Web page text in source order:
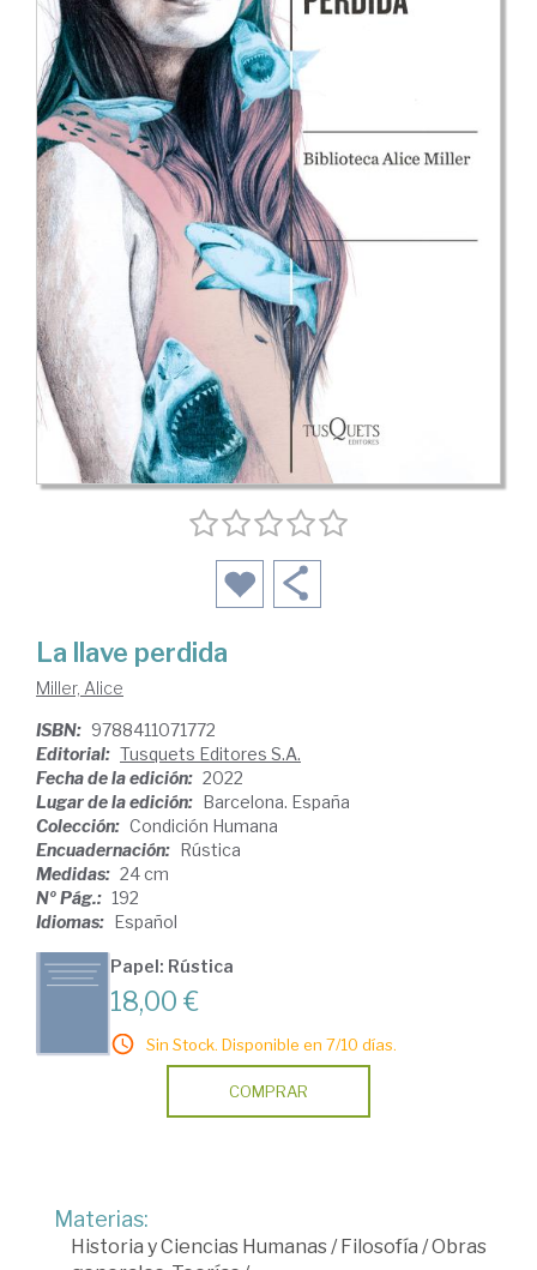
La llave perdida
Miller, Alice
ISBN: 9788411071772
Editorial: Tusquets Editores S.A.
Fecha de la edición: 2022
Lugar de la edición: Barcelona. España
Colección: Condición Humana
Encuadernación: Rústica
Medidas: 24 cm
Nº Pág.: 192
Idiomas: Español
Papel: Rústica
18,00 €
Sin Stock. Disponible en 7/10 días.
COMPRAR
Materias:
Historia y Ciencias Humanas /Filosofía /Obras